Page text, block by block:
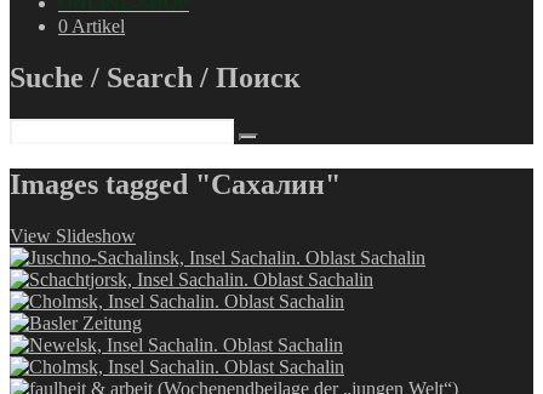
0 Artikel
Suche / Search / Поиск
Images tagged "Сахалин"
View Slideshow